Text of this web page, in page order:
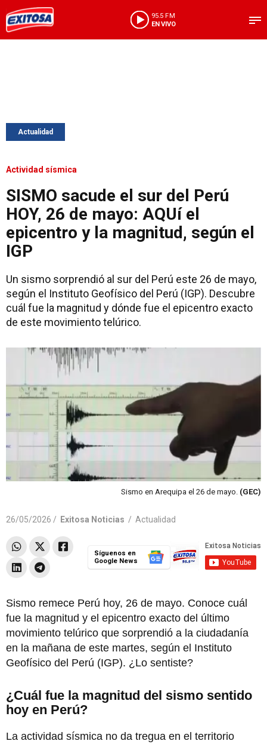
95.5 FM
EN VIVO
Actualidad
Actividad sísmica
SISMO sacude el sur del Perú
HOY, 26 de mayo: AQUí el
epicentro y la magnitud, según el
IGP
Un sismo sorprendió al sur del Perú este 26 de mayo,
según el Instituto Geofísico del Perú (IGP). Descubre
cuál fue la magnitud y dónde fue el epicentro exacto
de este movimiento telúrico.
Sismo en Arequipa el 26 de mayo. (GEC)
26/05/2026 / Exitosa Noticias / Actualidad
Síguenos en
Google News
Sismo remece Perú hoy, 26 de mayo. Conoce cuál
fue la magnitud y el epicentro exacto del último
movimiento telúrico que sorprendió a la ciudadanía
en la mañana de este martes, según el Instituto
Geofísico del Perú (IGP). ¿Lo sentiste?
¿Cuál fue la magnitud del sismo sentido
hoy en Perú?
La actividad sísmica no da tregua en el territorio